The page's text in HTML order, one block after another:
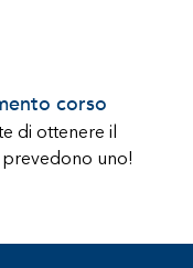
corso
di ottenere il
prevedono uno!